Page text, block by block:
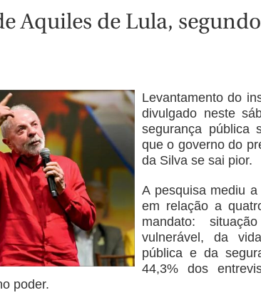
Aquiles de Lula,
Levantamento do
divulgado neste
segurança pública
que o governo do
da Silva se sai pior.
A pesquisa mediu
em relação a
mandato:
vulnerável, da
pública e da
44,3% dos
poder.